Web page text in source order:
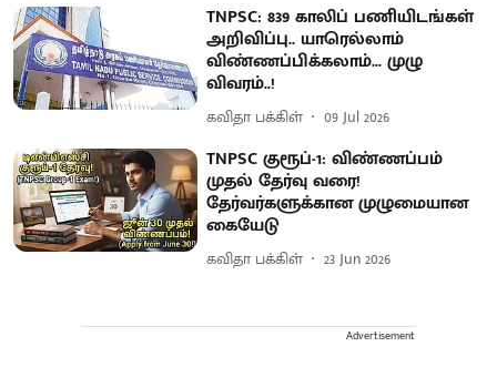
TNPSC: 839 காலிப் பணியிடங்கள்
அறிவிப்பு.. யாரெல்லாம்
விண்ணப்பிக்கலாம்... முழு
விவரம்..!
கவிதா பக்கிள் 09 Jul 2026
TNPSC குரூப்-1: விண்ணப்பம்
முதல் தேர்வு வரை!
தேர்வர்களுக்கான முழுமையான
கையேடு
கவிதா பக்கிள் 23 Jun 2026
Advertisement